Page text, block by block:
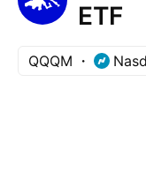
ETF
QQQM